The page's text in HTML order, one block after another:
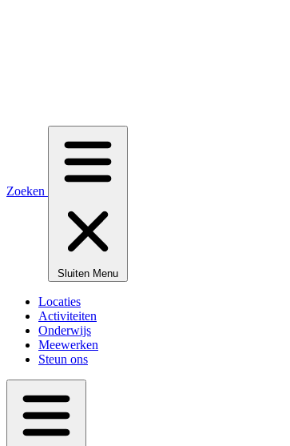
Zoeken
Sluiten Menu
Locaties
Activiteiten
Onderwijs
Meewerken
Steun ons